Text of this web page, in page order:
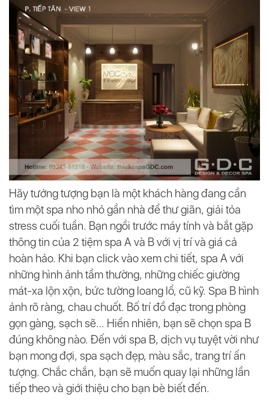
Hãy tưởng tượng bạn là một khách hàng đang cần
tìm một spa nho nhỏ gần nhà để thư giãn, giải tỏa
stress cuối tuần. Bạn ngồi trước máy tính và bắt gặp
thông tin của 2 tiệm spa A và B với vị trí và giá cả
hoàn hảo. Khi bạn click vào xem chi tiết, spa A với
những hình ảnh tầm thường, những chiếc giường
mát-xa lộn xộn, bức tường loang lổ, cũ kỹ. Spa B hình
ảnh rõ ràng, chau chuốt. Bố trí đồ đạc trong phòng
gọn gàng, sạch sẽ… Hiển nhiên, bạn sẽ chọn spa B
đúng không nào. Đến với spa B, dịch vụ tuyệt vời như
bạn mong đợi, spa sạch đẹp, màu sắc, trang trí ấn
tượng. Chắc chắn, bạn sẽ muốn quay lại những lần
tiếp theo và giới thiệu cho bạn bè biết đến.